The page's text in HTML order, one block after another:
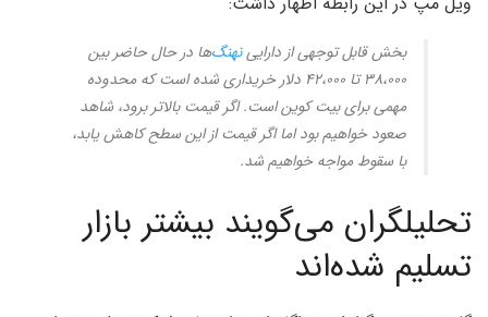
بخش قابل توجهی از دارایینهنگ‌ها در حال حاضر بین
۳۸،۰۰۰ تا ۴۲،۰۰۰ دلار خریداری شده است که محدوده
مهمی برای بیت کوین است. اگر قیمت بالاتر برود، شاهد
صعود خواهیم بود اما اگر قیمت از این سطح کاهش یابد،
با سقوط مواجه خواهیم شد.
تحلیلگران می‌گویند بیشتر بازار
تسلیم شده‌اند